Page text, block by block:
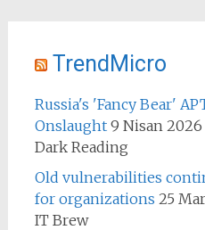
TrendMicro
Russia's 'Fancy Bear'
Onslaught 9 Nisan 2026
Dark Reading
Old vulnerabilities
for organizations 25
IT Brew